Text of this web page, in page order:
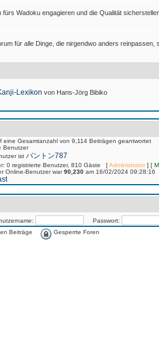
fürs Wadoku engagieren und die Qualität
für alle Dinge, die nirgendwo anders reinpassen,
Lexikon von Hans-Jörg Bibiko
eine Gesamtanzahl von 9,114 Beiträgen geantwortet
Benutzer
ist パントン787
0 registrierte Benutzer, 810 Gäste [Administrator] [
Online-Benutzer war90,230 am 16/02/2024 09:28:16
Passwort:
Beiträge Gesperrte Foren